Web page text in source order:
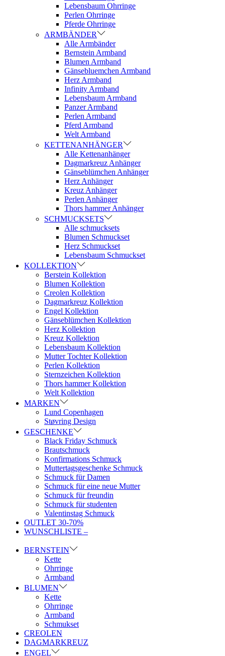
Lebensbaum Ohrringe
Perlen Ohrringe
Pferde Ohrringe
ARMBÄNDER
Alle Armbänder
Bernstein Armband
Blumen Armband
Gänsebluemchen Armband
Herz Armband
Infinity Armband
Lebensbaum Armband
Panzer Armband
Perlen Armband
Pferd Armband
Welt Armband
KETTENANHÄNGER
Alle Kettenanhänger
Dagmarkreuz Anhänger
Gänseblümchen Anhänger
Herz Anhänger
Kreuz Anhänger
Perlen Anhänger
Thors hammer Anhänger
SCHMUCKSETS
Alle schmucksets
Blumen Schmuckset
Herz Schmuckset
Lebensbaum Schmuckset
KOLLEKTION
Berstein Kollektion
Blumen Kollektion
Creolen Kollektion
Dagmarkreuz Kollektion
Engel Kollektion
Gänseblümchen Kollektion
Herz Kollektion
Kreuz Kollektion
Lebensbaum Kollektion
Mutter Tochter Kollektion
Perlen Kollektion
Sternzeichen Kollektion
Thors hammer Kollektion
Welt Kollektion
MARKEN
Lund Copenhagen
Støvring Design
GESCHENKE
Black Friday Schmuck
Brautschmuck
Konfirmations Schmuck
Muttertagsgeschenke Schmuck
Schmuck für Damen
Schmuck für eine neue Mutter
Schmuck für freundin
Schmuck für studenten
Valentinstag Schmuck
OUTLET 30-70%
WUNSCHLISTE –
BERNSTEIN
Kette
Ohrringe
Armband
BLUMEN
Kette
Ohrringe
Armband
Schmukset
CREOLEN
DAGMARKREUZ
ENGEL